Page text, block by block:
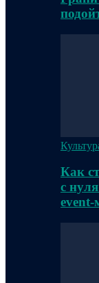
Как
с
event-